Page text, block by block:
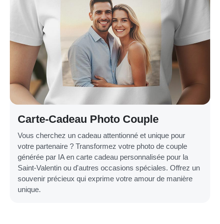
Carte-Cadeau Photo Couple
Vous cherchez un cadeau attentionné et unique pour
votre partenaire ? Transformez votre photo de couple
générée par IA en carte cadeau personnalisée pour la
Saint-Valentin ou d'autres occasions spéciales. Offrez un
souvenir précieux qui exprime votre amour de manière
unique.